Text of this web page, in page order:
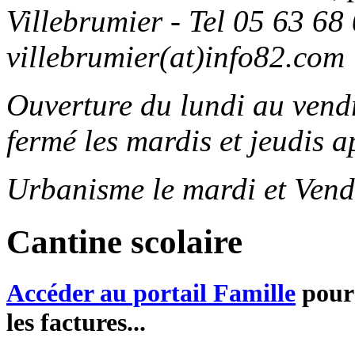
Villebrumier - Tel 05 63
villebrumier(at)info82.com
Ouverture du lundi au
fermé les mardis et jeudis
Urbanisme le mardi et
Cantine scolaire
Accéder au portail Famille
les factures...